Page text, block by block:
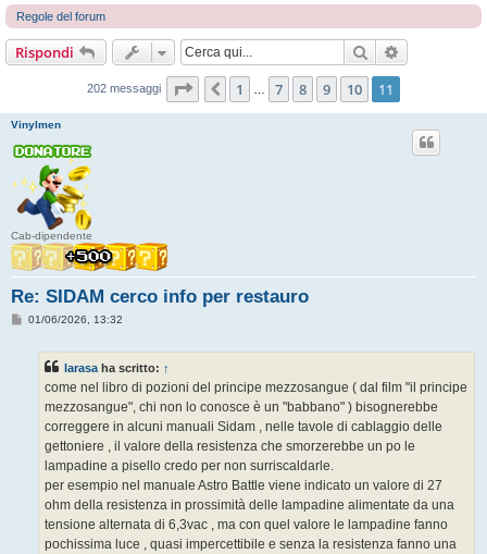
Regole del forum
Rispondi Cerca
202 messaggi Pagina 11di11
Precedente
1 7 8 9 10 11
Vinylmen
Cab-dipendente
Re: SIDAM cerco info per restauro
M01/06/2026, 13:32
larasaha scritto: ↑
come nel libro di pozioni del principe mezzosangue ( dal film "il principe
mezzosangue", chi non lo conosce è un "babbano" ) bisognerebbe
correggere in alcuni manuali Sidam , nelle tavole di cablaggio delle
gettoniere , il valore della resistenza che smorzerebbe un po le
lampadine a pisello credo per non surriscaldarle.
per esempio nel manuale Astro Battle viene indicato un valore di 27
ohm della resistenza in prossimità delle lampadine alimentate da una
tensione alternata di 6,3vac , ma con quel valore le lampadine fanno
pochissima luce , quasi impercettibile e senza la resistenza fanno una